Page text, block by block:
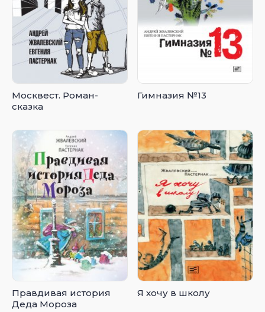
Москвест. Роман-
сказка
Гимназия №13
Правдивая история
Деда Мороза
Я хочу в школу